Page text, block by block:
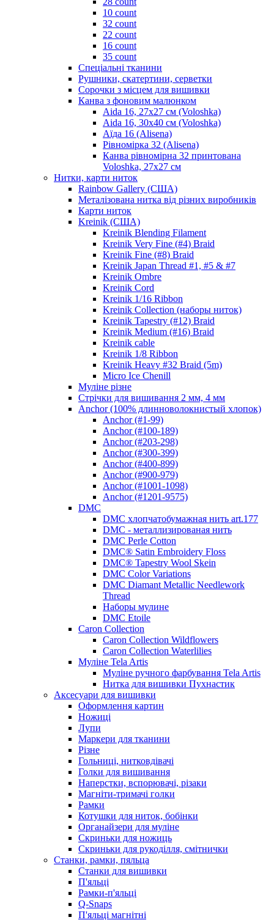
10 count
32 count
22 count
16 count
35 count
Спеціальні тканини
Рушники, скатертини, серветки
Сорочки з місцем для вишивки
Канва з фоновим малюнком
Aida 16, 27х27 см (Voloshka)
Aida 16, 30х40 см (Voloshka)
Аїда 16 (Alisena)
Рівномірка 32 (Alisena)
Канва рівномірна 32 принтована
Voloshka, 27х27 см
Нитки, карти ниток
Rainbow Gallery (США)
Металізована нитка від різних виробників
Карти ниток
Kreinik (США)
Kreinik Blending Filament
Kreinik Very Fine (#4) Braid
Kreinik Fine (#8) Braid
Kreinik Japan Thread #1, #5 & #7
Kreinik Ombre
Kreinik Cord
Kreinik 1/16 Ribbon
Kreinik Collection (наборы ниток)
Kreinik Tapestry (#12) Braid
Kreinik Medium (#16) Braid
Kreinik cable
Kreinik 1/8 Ribbon
Kreinik Heavy #32 Braid (5m)
Micro Ice Chenill
Муліне різне
Стрічки для вишивання 2 мм, 4 мм
Anchor (100% длинноволокнистый хлопок)
Anchor (#1-99)
Anchor (#100-189)
Anchor (#203-298)
Anchor (#300-399)
Anchor (#400-899)
Anchor (#900-979)
Anchor (#1001-1098)
Anchor (#1201-9575)
DMC
DMC хлопчатобумажная нить art.177
DMC - металлизированая нить
DMC Perle Cotton
DMC® Satin Embroidery Floss
DMC® Tapestry Wool Skein
DMC Color Variations
DMC Diamant Metallic Needlework
Thread
Наборы мулине
DMC Etoile
Caron Collection
Caron Collection Wildflowers
Caron Collection Waterlilies
Муліне Tela Artis
Муліне ручного фарбування Tela Artis
Нитка для вишивки Пухнастик
Аксесуари для вишивки
Оформлення картин
Ножиці
Лупи
Маркери для тканини
Різне
Гольниці, нитковдівачі
Голки для вишивання
Наперстки, вспорювачі, різаки
Магніти-тримачі голки
Рамки
Котушки для ниток, бобінки
Органайзери для муліне
Скриньки для ножиць
Скриньки для рукоділля, смітнички
Станки, рамки, пяльца
Станки для вишивки
П'яльці
Рамки-п'яльці
Q-Snaps
П'яльці магнітні